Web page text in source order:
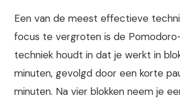
Een van de meest effectieve
focus te vergroten is de
techniek houdt in dat je werkt in
minuten, gevolgd door een korte
minuten. Na vier blokken neem je